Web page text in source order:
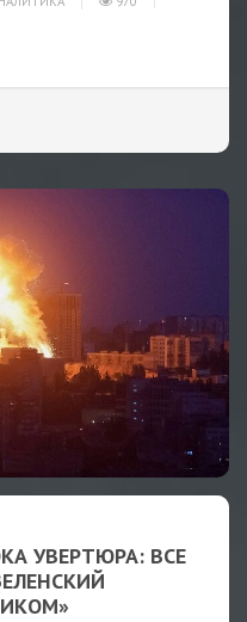
УВЕРТЮРА: ВСЕ